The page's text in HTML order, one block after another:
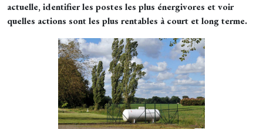
actuelle, identifier les postes les plus énergivores et voir
quelles actions sont les plus rentables à court et long terme.